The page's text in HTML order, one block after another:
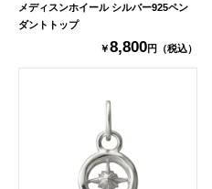
メディスンホイール シルバー925ペン
ダントトップ
￥8,800円（税込）